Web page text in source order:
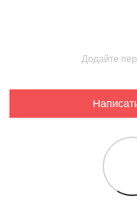
Додайте